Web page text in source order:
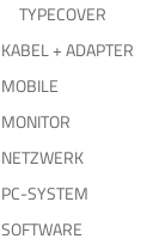
TYPECOVER
KABEL + ADAPTER
MOBILE
MONITOR
NETZWERK
PC-SYSTEM
SOFTWARE